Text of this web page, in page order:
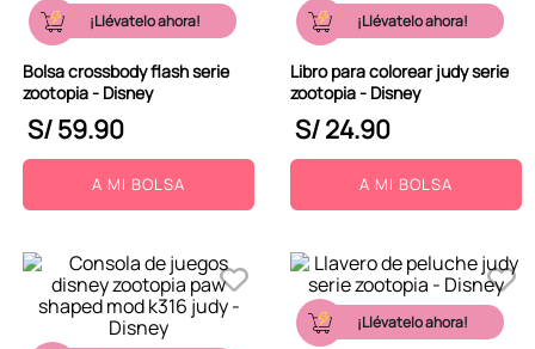
¡Llévatelo ahora!
Bolsa crossbody flash serie
zootopia - Disney
S/59.90
A MI BOLSA
¡Llévatelo ahora!
Libro para colorear judy serie
zootopia - Disney
S/24.90
A MI BOLSA
¡Llévatelo ahora!